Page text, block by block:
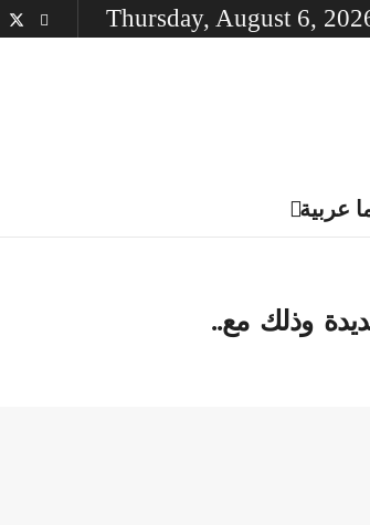
Thursday, August 6,
عربية
وذلك مع..